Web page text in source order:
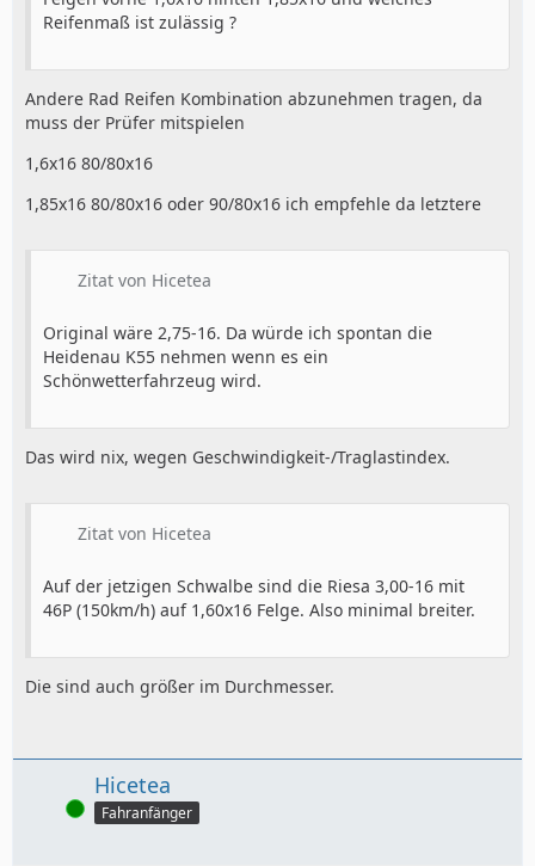
Reifenmaß ist zulässig ?
Andere Rad Reifen Kombination abzunehmen tragen, da
muss der Prüfer mitspielen
1,6x16 80/80x16
1,85x16 80/80x16 oder 90/80x16 ich empfehle da letztere
Zitat von Hicetea
Original wäre 2,75-16. Da würde ich spontan die
Heidenau K55 nehmen wenn es ein
Schönwetterfahrzeug wird.
Das wird nix, wegen Geschwindigkeit-/Traglastindex.
Zitat von Hicetea
Auf der jetzigen Schwalbe sind die Riesa 3,00-16 mit
46P (150km/h) auf 1,60x16 Felge. Also minimal breiter.
Die sind auch größer im Durchmesser.
Online
Hicetea
Fahranfänger